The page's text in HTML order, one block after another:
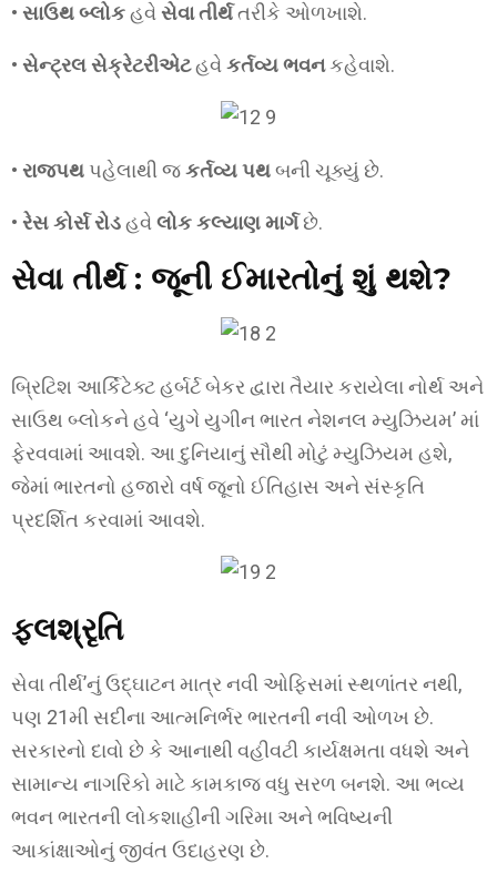
• સાઉથ બ્લોકહવેસેવા તીર્થતરીકે ઓળખાશે.
• સેન્ટ્રલ સેક્રેટરીએટહવેકર્તવ્ય ભવનકહેવાશે.
• રાજપથ પહેલાથી જકર્તવ્ય પથબની ચૂક્યું છે.
• રેસ કોર્સ રોડહવેલોક કલ્યાણ માર્ગછે.
સેવા તીર્થ : જૂની ઈમારતોનું શું થશે?
બ્રિટિશ આર્કિટેક્ટ હર્બર્ટ બેકર દ્વારા તૈયાર કરાયેલા નોર્થ અને
સાઉથ બ્લોકને હવે ‘યુગે યુગીન ભારત નેશનલ મ્યુઝિયમ’ માં
ફેરવવામાં આવશે. આ દુનિયાનું સૌથી મોટું મ્યુઝિયમ હશે,
જેમાં ભારતનો હજારો વર્ષ જૂનો ઈતિહાસ અને સંસ્કૃતિ
પ્રદર્શિત કરવામાં આવશે.
ફલશ્રૃતિ
સેવા તીર્થ’નું ઉદ્ઘાટન માત્ર નવી ઓફિસમાં સ્થળાંતર નથી,
પણ 21મી સદીના આત્મનિર્ભર ભારતની નવી ઓળખ છે.
સરકારનો દાવો છે કે આનાથી વહીવટી કાર્યક્ષમતા વધશે અને
સામાન્ય નાગરિકો માટે કામકાજ વધુ સરળ બનશે. આ ભવ્ય
ભવન ભારતની લોકશાહીની ગરિમા અને ભવિષ્યની
આકાંક્ષાઓનું જીવંત ઉદાહરણ છે.